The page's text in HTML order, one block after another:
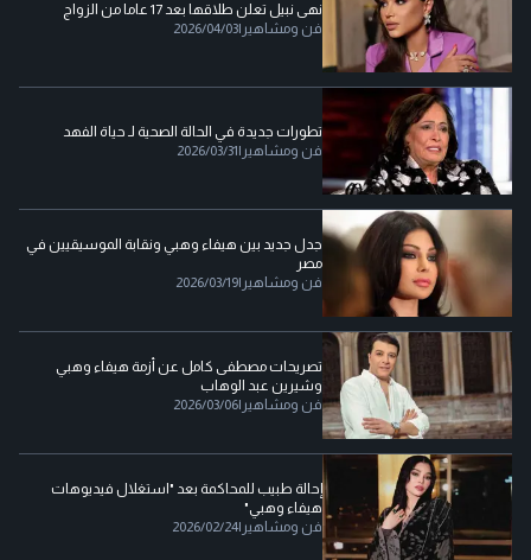
نهى نبيل تعلن طلاقها بعد 17 عاما من الزواج
فن ومشاهير |
2026/04/03
تطورات جديدة في الحالة الصحية لـ حياة الفهد
فن ومشاهير |
2026/03/31
جدل جديد بين هيفاء وهبي ونقابة الموسيقيين في
مصر
فن ومشاهير |
2026/03/19
تصريحات مصطفى كامل عن أزمة هيفاء وهبي
وشيرين عبد الوهاب
فن ومشاهير |
2026/03/06
إحالة طبيب للمحاكمة بعد "استغلال فيديوهات
هيفاء وهبي"
فن ومشاهير |
2026/02/24